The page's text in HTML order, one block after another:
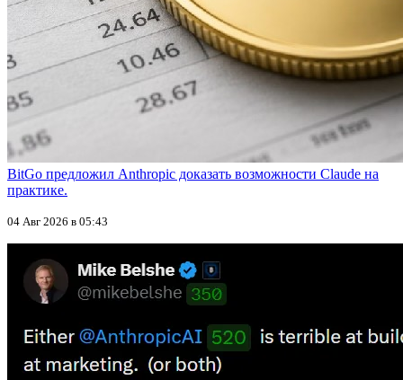
BitGo предложил Anthropic доказать возможности Claude на
практике.
04 Авг 2026 в 05:43